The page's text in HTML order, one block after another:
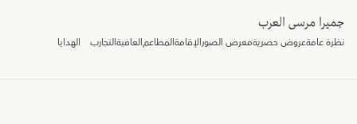
جميرا مرسى العرب
نظرة عامةعروض حصريةمعرض الصورالإقامةالمطاعمالعافيةالتجارب الهدايا